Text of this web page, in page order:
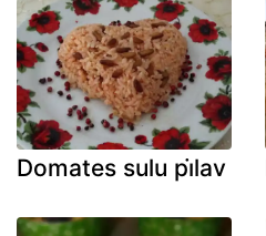
Domates sulu pi̇lav